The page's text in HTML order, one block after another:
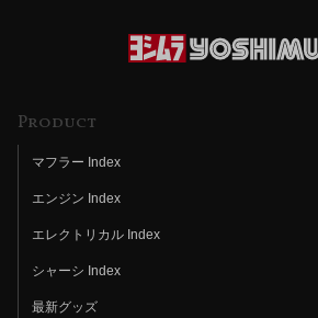
Product
マフラー Index
エンジン Index
エレクトリカル Index
シャーシ Index
最新グッズ